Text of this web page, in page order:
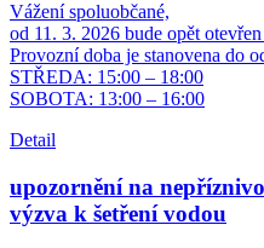
Vážení spoluobčané,
od 11. 3. 2026 bude opět
Provozní doba je stanovena do
STŘEDA: 15:00 – 18:00
SOBOTA: 13:00 – 16:00
Detail
upozornění na
výzva k šetření vodou